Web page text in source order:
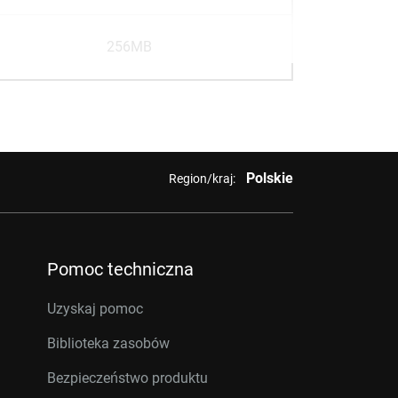
256MB
Region/kraj: Polskie
Pomoc techniczna
Uzyskaj pomoc
Biblioteka zasobów
Bezpieczeństwo produktu